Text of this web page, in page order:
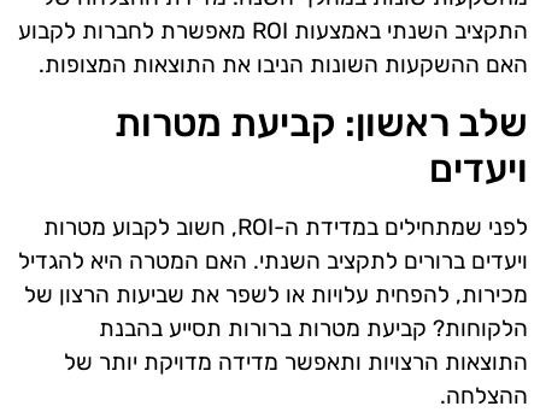
התקציב השנתי באמצעות ROI מאפשרת לחברות לקבוע
האם ההשקעות השונות הניבו את התוצאות המצופות.
שלב ראשון: קביעת מטרות
ויעדים
לפני שמתחילים במדידת ה-ROI, חשוב לקבוע מטרות
ויעדים ברורים לתקציב השנתי. האם המטרה היא להגדיל
מכירות, להפחית עלויות או לשפר את שביעות הרצון של
הלקוחות? קביעת מטרות ברורות תסייע בהבנת
התוצאות הרצויות ותאפשר מדידה מדויקת יותר של
ההצלחה.